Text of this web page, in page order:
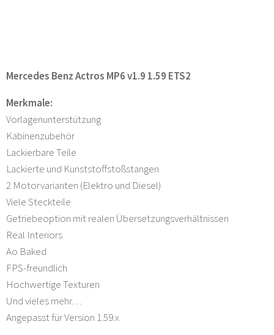
Mercedes Benz Actros MP6 v1.9 1.59 ETS2
Merkmale:
Vorlagenunterstützung
Kabinenzubehör
Lackierbare Teile
Lackierte und Kunststoffstoßstangen
2 Motorvarianten (Elektro und Diesel)
Viele Steckteile
Getriebeoption mit realen Übersetzungsverhältnissen
Real Interiors
Ao Baked
FPS-freundlich
Hochwertige Texturen
Und vieles mehr…
Angepasst für Version 1.59.x